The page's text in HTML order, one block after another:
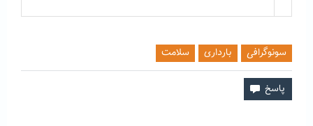
سونوگرافی بارداری سلامت